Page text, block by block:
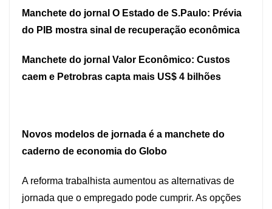
Manchete do jornal O Estado de S.Paulo: Prévia
do PIB mostra sinal de recuperação econômica
Manchete do jornal Valor Econômico: Custos
caem e Petrobras capta mais US$ 4 bilhões
Novos modelos de jornada é a manchete do
caderno de economia do Globo
A reforma trabalhista aumentou as alternativas de
jornada que o empregado pode cumprir. As opções